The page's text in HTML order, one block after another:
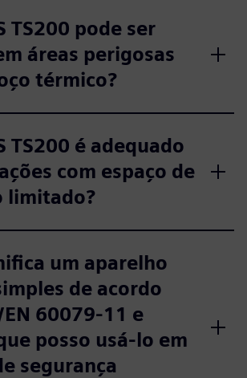
TS200 pode ser
áreas perigosas
térmico?
TS200 é adequado
com espaço de
limitado?
um aparelho
de acordo
EN 60079-11 e
posso usá-lo em
segurança